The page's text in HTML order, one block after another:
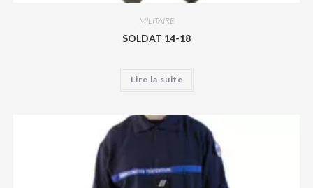
MILITAIRE
SOLDAT 14-18
Lire la suite